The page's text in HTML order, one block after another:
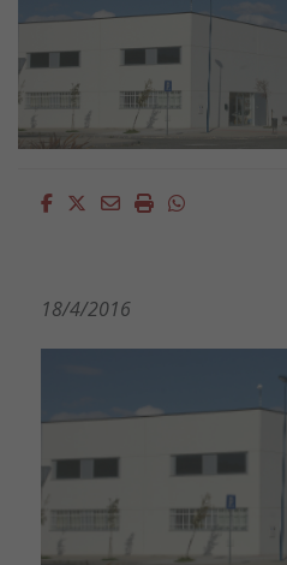
Facebook
Twitter
EmailImprimirWhatsapp
18/4/2016